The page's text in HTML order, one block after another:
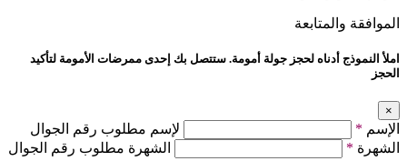
الموافقة والمتابعة
املأ النموذج أدناه لحجز جولة أمومة. ستتصل بك إحدى ممرضات الأمومة لتأكيد
الحجز
×
الإسم *
لإسم مطلوب رقم الجوال
الشهرة * الشهرة مطلوب رقم الجوال